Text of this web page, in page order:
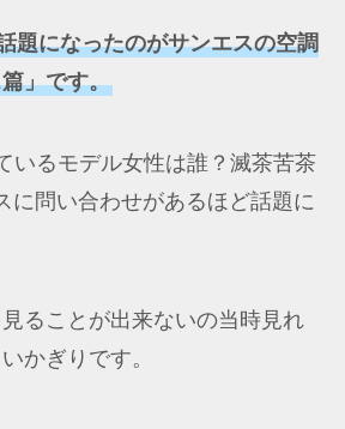
題になったのがサンエスの空調
」です。
いるモデル女性は誰？滅茶苦茶
に問い合わせがあるほど話題に
ることが出来ないの当時見れ
かぎりです。